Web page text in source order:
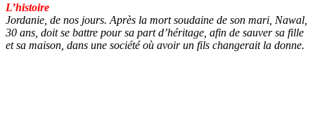
L’histoire
Jordanie, de nos jours. Après la mort soudaine de son mari, Nawal,
30 ans, doit se battre pour sa part d’héritage, afin de sauver sa fille
et sa maison, dans une société où avoir un fils changerait la donne.